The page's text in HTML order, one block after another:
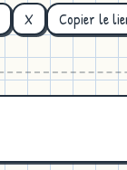
X Copier le